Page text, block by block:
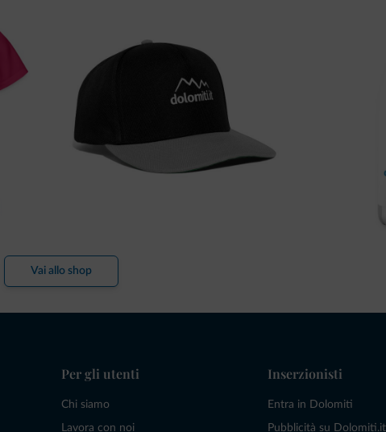
Vai allo shop
Per gli utenti
Chi siamo
Lavora con noi
Inserzionisti
Entra in Dolomiti
Pubblicità su Dolomiti.it